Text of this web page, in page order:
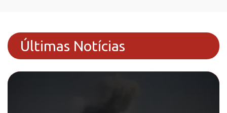
Últimas Notícias